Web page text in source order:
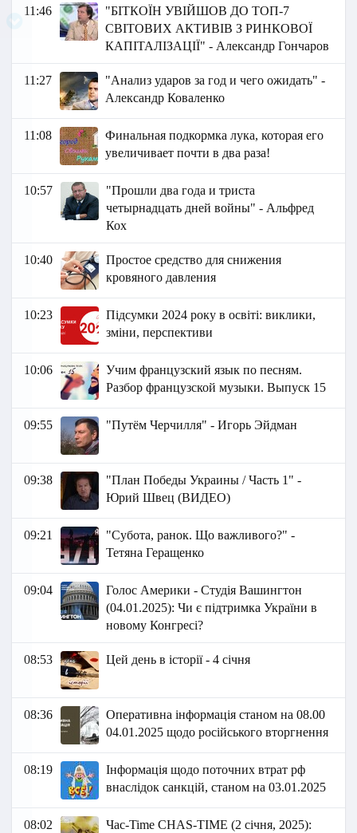
11:46
"БІТКОЇН УВІЙШОВ ДО ТОП-7
СВІТОВИХ АКТИВІВ З РИНКОВОЇ
КАПІТАЛІЗАЦІЇ" - Александр Гончаров
11:27
"Анализ ударов за год и чего ожидать" -
Александр Коваленко
11:08
Финальная подкормка лука, которая его
увеличивает почти в два раза!
10:57
"Прошли два года и триста
четырнадцать дней войны" - Альфред
Кох
10:40
Простое средство для снижения
кровяного давления
10:23
Підсумки 2024 року в освіті: виклики,
зміни, перспективи
10:06
Учим французский язык по песням.
Разбор французской музыки. Выпуск 15
09:55 "Путём Черчилля" - Игорь Эйдман
09:38
"План Победы Украины / Часть 1" -
Юрий Швец (ВИДЕО)
09:21
"Субота, ранок. Що важливого?" -
Тетяна Геращенко
09:04
Голос Америки - Студія Вашингтон
(04.01.2025): Чи є підтримка України в
новому Конгресі?
08:53 Цей день в історії - 4 січня
08:36
Оперативна інформація станом на 08.00
04.01.2025 щодо російського вторгнення
08:19
Інформація щодо поточних втрат рф
внаслідок санкцій, станом на 03.01.2025
08:02
Час-Time CHAS-TIME (2 січня, 2025):